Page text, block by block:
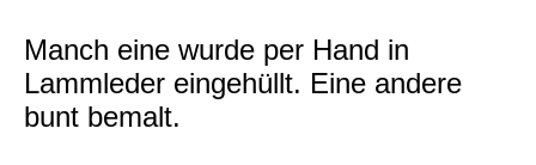
Manch eine wurde per Hand in
Lammleder eingehüllt. Eine andere
bunt bemalt.